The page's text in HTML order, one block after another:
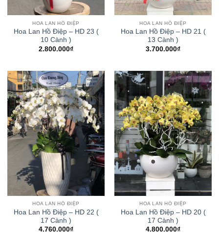
HOA LAN HỒ ĐIỆP
Hoa Lan Hồ Điệp – HD 23 (
10 Cành )
2.800.000₫
HOA LAN HỒ ĐIỆP
Hoa Lan Hồ Điệp – HD 21 (
13 Cành )
3.700.000₫
HOA LAN HỒ ĐIỆP
Hoa Lan Hồ Điệp – HD 22 (
17 Cành )
4.760.000₫
HOA LAN HỒ ĐIỆP
Hoa Lan Hồ Điệp – HD 20 (
17 Cành )
4.800.000₫